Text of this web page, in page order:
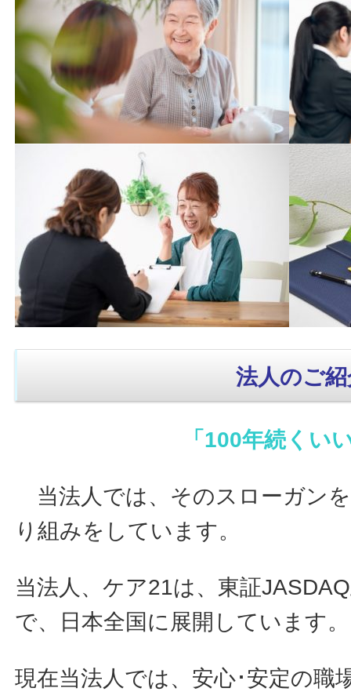
法人のご
「100年続くい
当法人では、そのスローガン
り組みをしています。
当法人、ケア21は、東証
で、日本全国に展開しています。
現在当法人では、安心･安定の職